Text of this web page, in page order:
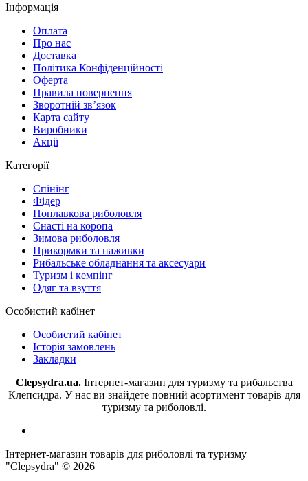
Інформація
Оплата
Про нас
Доставка
Політика Конфіденційності
Оферта
Правила повернення
Зворотній зв’язок
Карта сайту
Виробники
Акції
Категорії
Спінінг
Фідер
Поплавкова риболовля
Снасті на коропа
Зимова риболовля
Прикормки та наживки
Рибальське обладнання та аксесуари
Туризм і кемпінг
Одяг та взуття
Особистий кабінет
Особистий кабінет
Історія замовлень
Закладки
Clepsydra.ua. Інтернет-магазин для туризму та рибальства
Клепсидра. У нас ви знайдете повний асортимент товарів для
туризму та риболовлі.
Інтернет-магазин товарів для риболовлі та туризму
"Clepsydra" © 2026